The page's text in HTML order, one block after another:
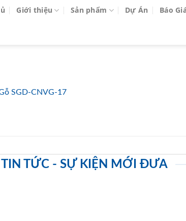
Giới thiệu Sản phẩm Dự Án Báo
SGD-CNVG-17
TIN TỨC - SỰ KIỆN MỚI ĐƯA